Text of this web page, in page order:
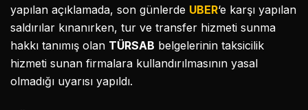
yapılan açıklamada, son günlerde UBER‘e karşı yapılan
saldırılar kınanırken, tur ve transfer hizmeti sunma
hakkı tanımış olan TÜRSAB belgelerinin taksicilik
hizmeti sunan firmalara kullandırılmasının yasal
olmadığı uyarısı yapıldı.